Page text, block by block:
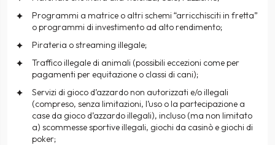
Programmi a matrice o altri schemi “arricchisciti in fretta”
o programmi di investimento ad alto rendimento;
Pirateria o streaming illegale;
Traffico illegale di animali (possibili eccezioni come per
pagamenti per equitazione o classi di cani);
Servizi di gioco d’azzardo non autorizzati e/o illegali
(compreso, senza limitazioni, l’uso o la partecipazione a
case da gioco d’azzardo illegali), incluso (ma non limitato
a) scommesse sportive illegali, giochi da casinò e giochi di
poker;